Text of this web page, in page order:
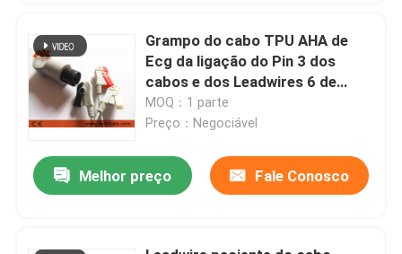
Grampo do cabo TPU AHA de
Ecg da ligação do Pin 3 dos
cabos e dos Leadwires 6 de
Szmedplus AAMI ECG
MOQ：1 parte
Preço：Negociável
Melhor preço Fale Conosco